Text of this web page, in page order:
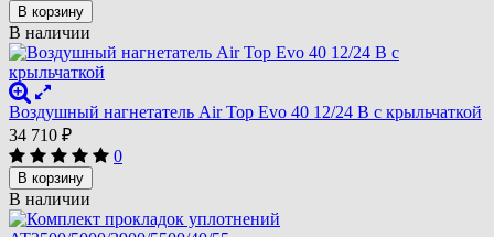
В корзину
В наличии
Воздушный нагнетатель Air Top Evo 40 12/24 В с крыльчаткой
34 710 ₽
0
В корзину
В наличии